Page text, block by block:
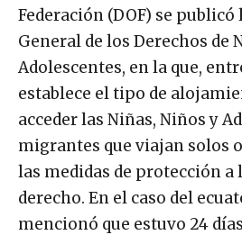
Federación (DOF) se
General de los Derechos de
Adolescentes, en la que,
establece el tipo de
acceder las Niñas, Niños y
migrantes que viajan solos
las medidas de protección a
derecho. En el caso del
mencionó que estuvo 24